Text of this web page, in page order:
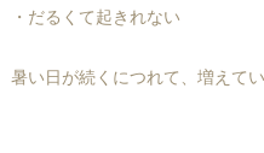
・だるくて起きれない
暑い日が続くにつれて、増えて